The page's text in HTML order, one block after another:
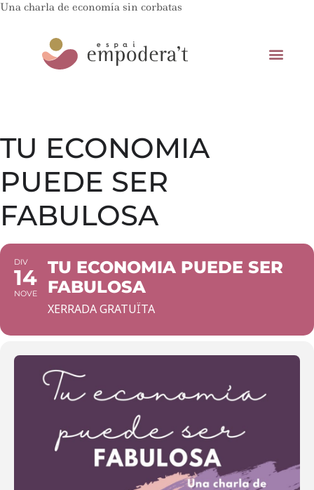
Una charla de economía sin corbatas
TU ECONOMIA
PUEDE SER
FABULOSA
DIV
14
NOVE
TU ECONOMIA PUEDE SER
FABULOSA
XERRADA GRATUÏTA